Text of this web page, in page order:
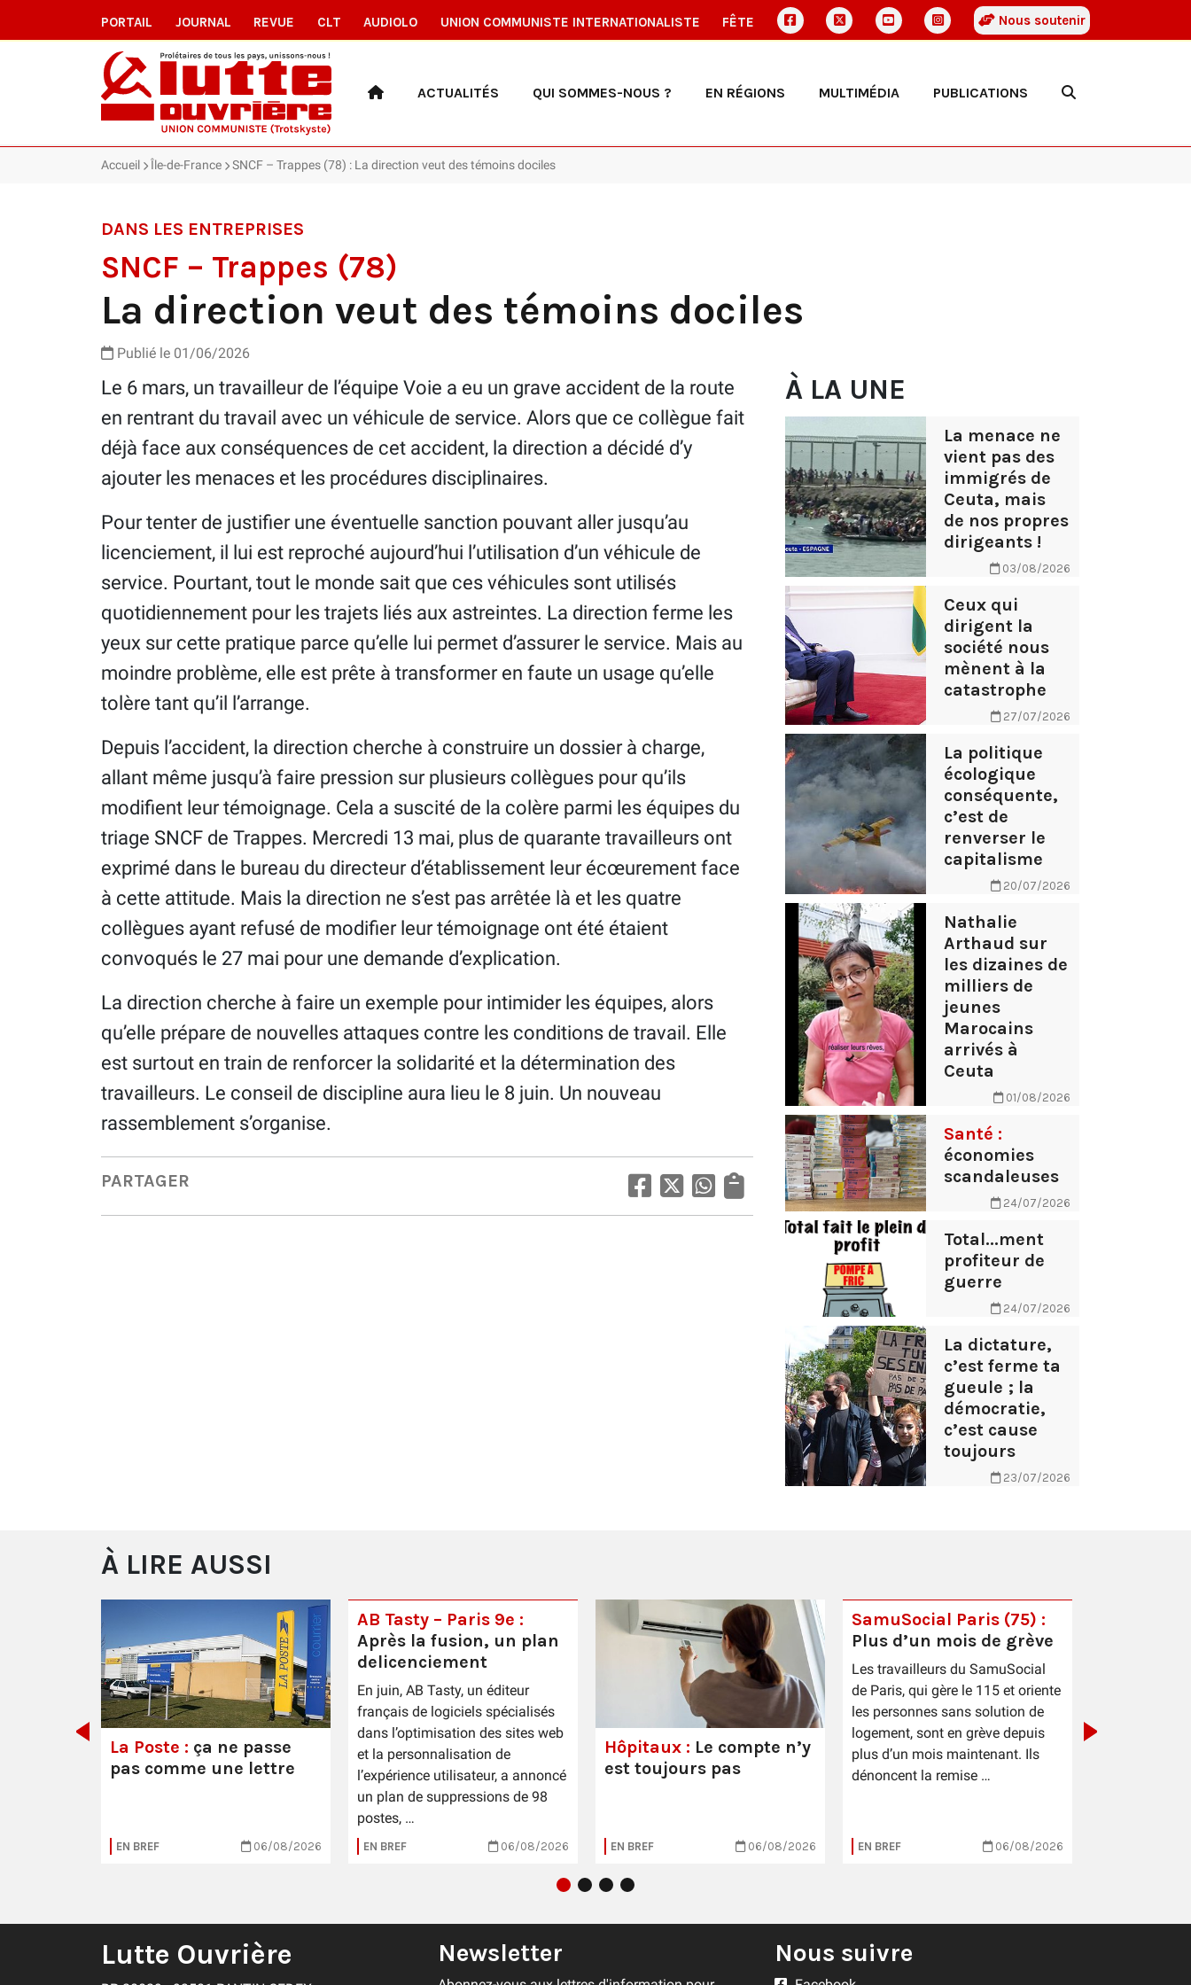
PORTAIL JOURNAL REVUE CLT AUDIOLO UNION COMMUNISTE INTERNATIONALISTE FÊTE Nous soutenir
ACTUALITÉS QUI SOMMES-NOUS ? EN RÉGIONS MULTIMÉDIA PUBLICATIONS
Accueil Île-de-France SNCF – Trappes (78) : La direction veut des témoins dociles
DANS LES ENTREPRISES
SNCF – Trappes (78)
La direction veut des témoins dociles
Publié le 01/06/2026
Le 6 mars, un travailleur de l’équipe Voie a eu un grave accident de la route
en rentrant du travail avec un véhicule de service. Alors que ce collègue fait
déjà face aux conséquences de cet accident, la direction a décidé d’y
ajouter les menaces et les procédures disciplinaires.
Pour tenter de justifier une éventuelle sanction pouvant aller jusqu’au
licenciement, il lui est reproché aujourd’hui l’utilisation d’un véhicule de
service. Pourtant, tout le monde sait que ces véhicules sont utilisés
quotidiennement pour les trajets liés aux astreintes. La direction ferme les
yeux sur cette pratique parce qu’elle lui permet d’assurer le service. Mais au
moindre problème, elle est prête à transformer en faute un usage qu’elle
tolère tant qu’il l’arrange.
Depuis l’accident, la direction cherche à construire un dossier à charge,
allant même jusqu’à faire pression sur plusieurs collègues pour qu’ils
modifient leur témoignage. Cela a suscité de la colère parmi les équipes du
triage SNCF de Trappes. Mercredi 13 mai, plus de quarante travailleurs ont
exprimé dans le bureau du directeur d’établissement leur écœurement face
à cette attitude. Mais la direction ne s’est pas arrêtée là et les quatre
collègues ayant refusé de modifier leur témoignage ont été étaient
convoqués le 27 mai pour une demande d’explication.
La direction cherche à faire un exemple pour intimider les équipes, alors
qu’elle prépare de nouvelles attaques contre les conditions de travail. Elle
est surtout en train de renforcer la solidarité et la détermination des
travailleurs. Le conseil de discipline aura lieu le 8 juin. Un nouveau
rassemblement s’organise.
PARTAGER
À LA UNE
La menace ne
vient pas des
immigrés de
Ceuta, mais
de nos propres
dirigeants !
03/08/2026
Ceux qui
dirigent la
société nous
mènent à la
catastrophe
27/07/2026
La politique
écologique
conséquente,
c’est de
renverser le
capitalisme
20/07/2026
Nathalie
Arthaud sur
les dizaines de
milliers de
jeunes
Marocains
arrivés à
Ceuta
01/08/2026
Santé :
économies
scandaleuses
24/07/2026
Total...ment
profiteur de
guerre
24/07/2026
La dictature,
c’est ferme ta
gueule ; la
démocratie,
c’est cause
toujours
23/07/2026
À LIRE AUSSI
La Poste : ça ne passe
pas comme une lettre
EN BREF 06/08/2026
AB Tasty – Paris 9e :
Après la fusion, un plan
delicenciement
En juin, AB Tasty, un éditeur
français de logiciels spécialisés
dans l’optimisation des sites web
et la personnalisation de
l’expérience utilisateur, a annoncé
un plan de suppressions de 98
postes, …
EN BREF 06/08/2026
Hôpitaux : Le compte n’y
est toujours pas
EN BREF 06/08/2026
SamuSocial Paris (75) :
Plus d’un mois de grève
Les travailleurs du SamuSocial
de Paris, qui gère le 115 et oriente
les personnes sans solution de
logement, sont en grève depuis
plus d’un mois maintenant. Ils
dénoncent la remise …
EN BREF 06/08/2026
Lutte Ouvrière Newsletter Nous suivre